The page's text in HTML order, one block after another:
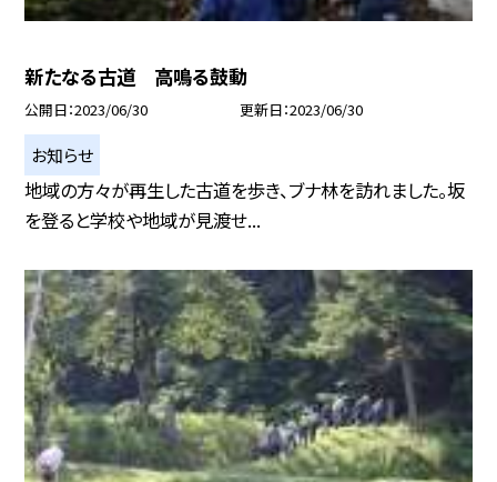
新たなる古道 高鳴る鼓動
公開日 2023/06/30 更新日 2023/06/30
お知らせ
地域の方々が再生した古道を歩き、ブナ林を訪れました。坂
を登ると学校や地域が見渡せ...